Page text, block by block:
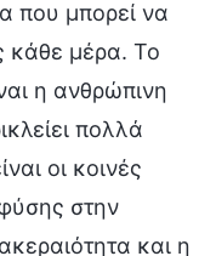
που μπορεί να
κάθε μέρα. Το
η ανθρώπινη
πολλά
οι κοινές
στην
και η